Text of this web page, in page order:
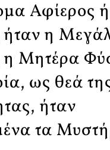
Αφίερος ή
ήταν η
Μητέρα
ως θεά
ήταν
τα